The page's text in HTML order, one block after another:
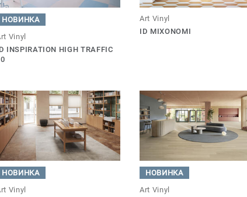
НОВИНКА
Vinyl
INSPIRATION HIGH TRAFFIC
Art Vinyl
ID MIXONOMI
НОВИНКА
Vinyl
НОВИНКА
Art Vinyl